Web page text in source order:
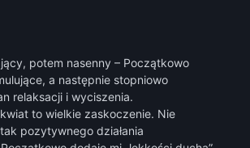
potem nasenny – Początkowo
a następnie stopniowo
relaksacji i wyciszenia.
to wielkie zaskoczenie. Nie
pozytywnego działania